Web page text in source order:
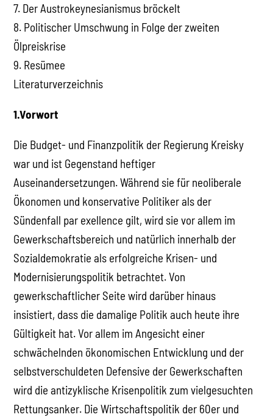
7. Der Austrokeynesianismus bröckelt
8. Politischer Umschwung in Folge der zweiten
Ölpreiskrise
9. Resümee
Literaturverzeichnis
1.Vorwort
Die Budget- und Finanzpolitik der Regierung Kreisky
war und ist Gegenstand heftiger
Auseinandersetzungen. Während sie für neoliberale
Ökonomen und konservative Politiker als der
Sündenfall par exellence gilt, wird sie vor allem im
Gewerkschaftsbereich und natürlich innerhalb der
Sozialdemokratie als erfolgreiche Krisen- und
Modernisierungspolitik betrachtet. Von
gewerkschaftlicher Seite wird darüber hinaus
insistiert, dass die damalige Politik auch heute ihre
Gültigkeit hat. Vor allem im Angesicht einer
schwächelnden ökonomischen Entwicklung und der
selbstverschuldeten Defensive der Gewerkschaften
wird die antizyklische Krisenpolitik zum vielgesuchten
Rettungsanker. Die Wirtschaftspolitik der 60er und